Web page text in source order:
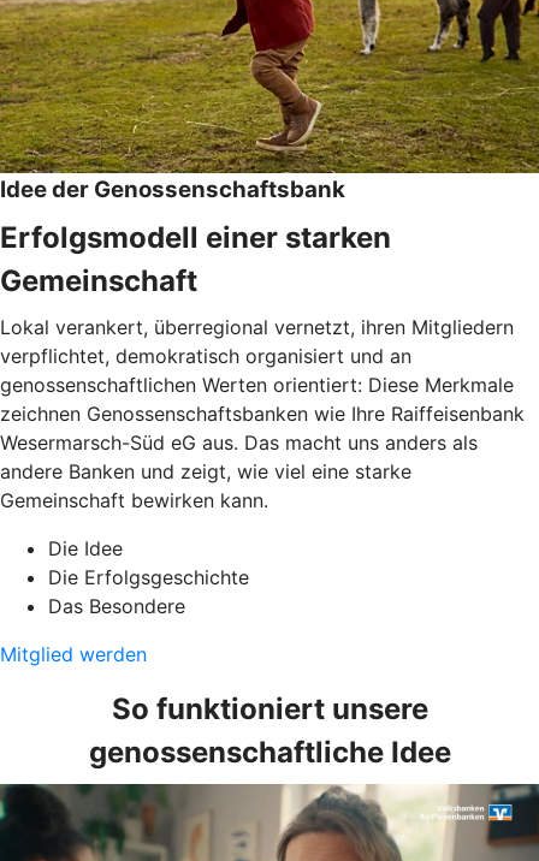
Idee der Genossenschaftsbank
Erfolgsmodell einer starken
Gemeinschaft
Lokal verankert, überregional vernetzt, ihren Mitgliedern
verpflichtet, demokratisch organisiert und an
genossenschaftlichen Werten orientiert: Diese Merkmale
zeichnen Genossenschaftsbanken wie Ihre Raiffeisenbank
Wesermarsch-Süd eG aus. Das macht uns anders als
andere Banken und zeigt, wie viel eine starke
Gemeinschaft bewirken kann.
Die Idee
Die Erfolgsgeschichte
Das Besondere
Mitglied werden
So funktioniert unsere
genossenschaftliche Idee